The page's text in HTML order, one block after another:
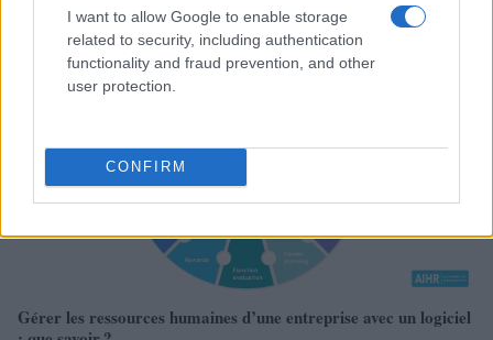
I want to allow Google to enable storage
related to security, including authentication
functionality and fraud prevention, and other
user protection.
CONFIRM
À lire aussi
Gérer les ressources humaines d’une entreprise avec un logiciel